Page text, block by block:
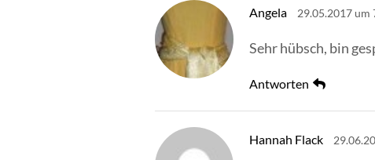
Angela 29.05.2017 um
Sehr hübsch, bin
Antworten
Hannah Flack